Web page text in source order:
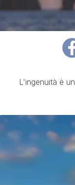
L'ingenuità è